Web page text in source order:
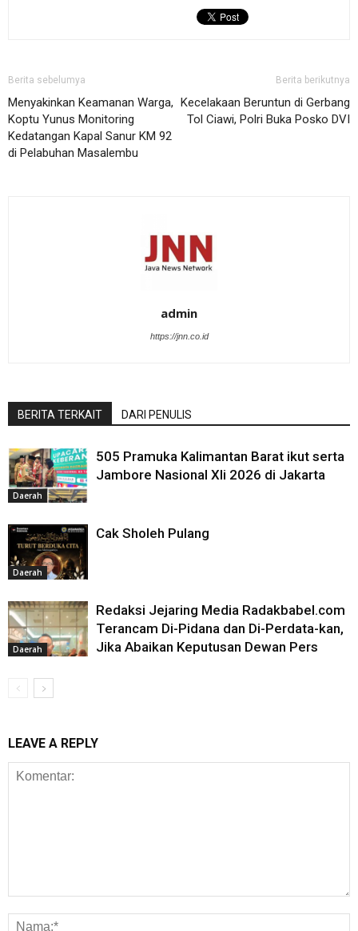
Berita sebelumya
Menyakinkan Keamanan Warga,
Koptu Yunus Monitoring
Kedatangan Kapal Sanur KM 92
di Pelabuhan Masalembu
Berita berikutnya
Kecelakaan Beruntun di Gerbang
Tol Ciawi, Polri Buka Posko DVI
admin
https://jnn.co.id
BERITA TERKAIT DARI PENULIS
Daerah
505 Pramuka Kalimantan Barat ikut serta
Jambore Nasional XIi 2026 di Jakarta
Daerah
Cak Sholeh Pulang
Daerah
Redaksi Jejaring Media Radakbabel.com
Terancam Di-Pidana dan Di-Perdata-kan,
Jika Abaikan Keputusan Dewan Pers
LEAVE A REPLY